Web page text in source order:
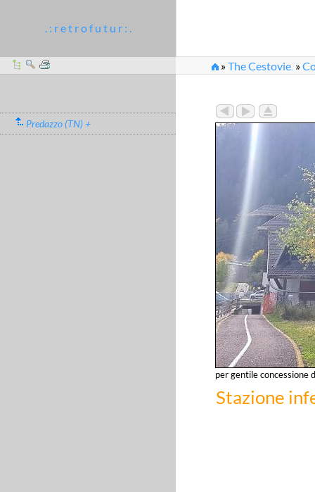
. : r e t r o f u t u r : .
»The Cestovie »
Predazzo (TN) +
per gentile concessione
Stazione